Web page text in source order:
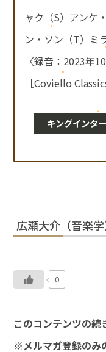
ャク（S）アンケ
ン・ソン（T）ミ
〈録音：2023年
［Coviello
キングインタ
広瀬大介（音楽学
0
このコンテンツの続
※メルマガ登録のみ